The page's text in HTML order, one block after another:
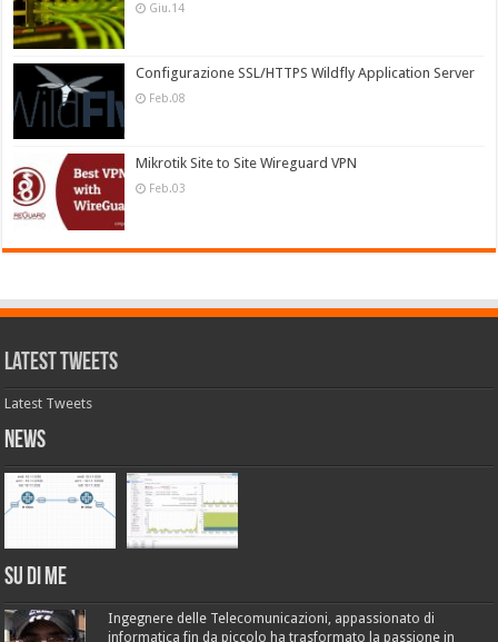
Giu.14
Configurazione SSL/HTTPS Wildfly Application Server
Feb.08
Mikrotik Site to Site Wireguard VPN
Feb.03
Latest Tweets
Latest Tweets
News
Su di me
Ingegnere delle Telecomunicazioni, appassionato di
informatica fin da piccolo ha trasformato la passione in